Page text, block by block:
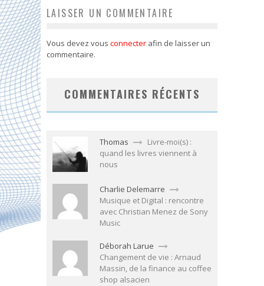
LAISSER UN COMMENTAIRE
Vous devez vous connecter afin de laisser un
commentaire.
COMMENTAIRES RÉCENTS
Thomas
Livre-moi(s) :
quand les livres viennent à
nous
Charlie Delemarre
Musique et Digital : rencontre
avec Christian Menez de Sony
Music
Déborah Larue
Changement de vie : Arnaud
Massin, de la finance au coffee
shop alsacien